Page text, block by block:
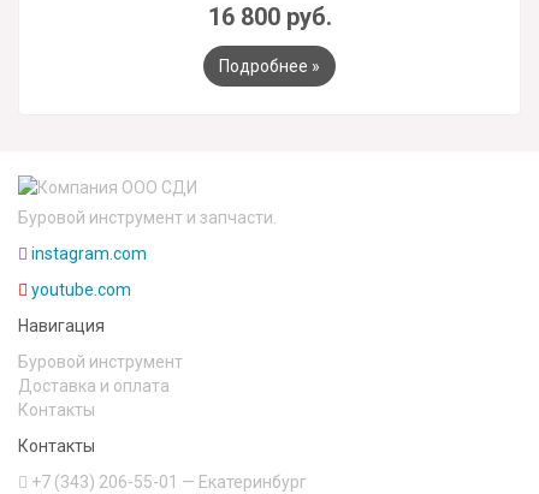
16 800 руб.
Подробнее »
Буровой инструмент и запчасти.
instagram.com
youtube.com
Навигация
Буровой инструмент
Доставка и оплата
Контакты
Контакты
+7 (343) 206-55-01 — Екатеринбург